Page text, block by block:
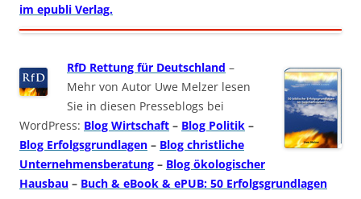
im epubli Verlag.
RfD Rettung für Deutschland –
Mehr von Autor Uwe Melzer lesen
Sie in diesen Presseblogs bei
WordPress: Blog Wirtschaft – Blog Politik –
Blog Erfolgsgrundlagen – Blog christliche
Unternehmensberatung – Blog ökologischer
Hausbau – Buch & eBook & ePUB: 50 Erfolgsgrundlagen